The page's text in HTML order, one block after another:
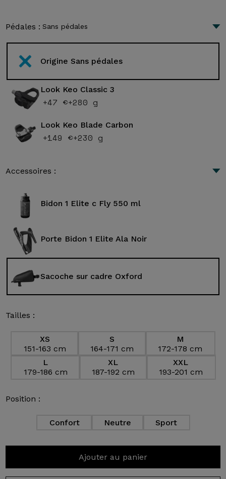
Pédales : Sans pédales
Origine Sans pédales
Look Keo Classic 3
+47 €+280 g
Look Keo Blade Carbon
+149 €+230 g
Accessoires :
Bidon 1 Elite c Fly 550 ml
Porte Bidon 1 Elite Ala Noir
Sacoche sur cadre Oxford
Tailles :
XS
151-163 cm
S
164-171 cm
M
172-178 cm
L
179-186 cm
XL
187-192 cm
XXL
193-201 cm
Position :
Confort Neutre Sport
Ajouter au panier